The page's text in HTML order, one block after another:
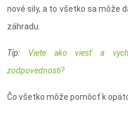
nové sily, a to všetko sa môže
záhradu.
Tip:
Viete ako viesť a
zodpovednosti?
Čo všetko môže pomôcť k